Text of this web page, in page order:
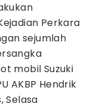
Perkara
sejumlah
mobil Suzuki
AKBP Hendrik
Selasa